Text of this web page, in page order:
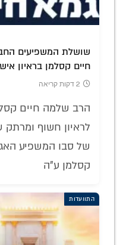
שושלת המשפיעים
חיים קסלמן בראיון
2 דקות קריאה
הרב שלמה חיים
לראיון חשוף
של סבו המשפיע
קסלמן ע"ה
התוועדות